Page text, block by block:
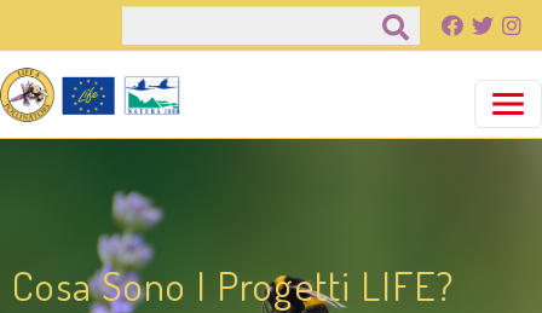
Salta al contenuto principale
Cosa Sono I Progetti LIFE?